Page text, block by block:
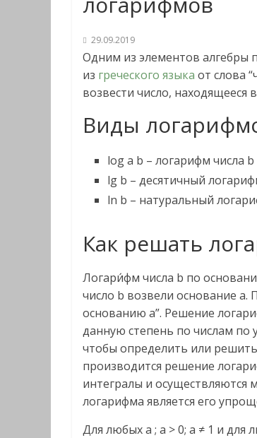
29.09.2019
Одним из элементов алгебры
из греческого языка от слова
возвести число, находящееся
Виды
log a b – логарифм числа
lg b – десятичный
ln b – натуральный
Как решать
Логари́фм числа b по
число b возвели основание а.
основанию а”. Решение
данную степень по числам
чтобы определить или
производится решение
интегралы и осуществляются
логарифма является его
Для любых a ; a > 0; a ≠ 1 и для